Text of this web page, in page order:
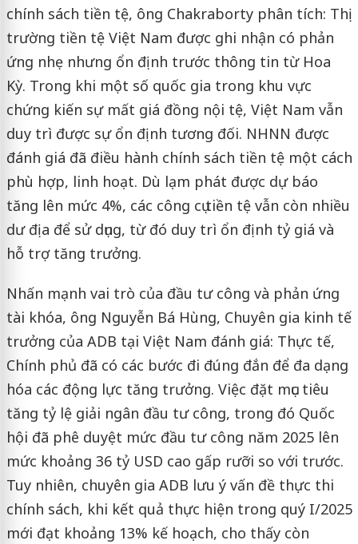
chính sách tiền tệ, ông Chakraborty phân tích: Thị
trường tiền tệ Việt Nam được ghi nhận có phản
ứng nhẹ nhưng ổn định trước thông tin từ Hoa
Kỳ. Trong khi một số quốc gia trong khu vực
chứng kiến sự mất giá đồng nội tệ, Việt Nam vẫn
duy trì được sự ổn định tương đối. NHNN được
đánh giá đã điều hành chính sách tiền tệ một cách
phù hợp, linh hoạt. Dù lạm phát được dự báo
tăng lên mức 4%, các công cụ tiền tệ vẫn còn nhiều
dư địa để sử dụng, từ đó duy trì ổn định tỷ giá và
hỗ trợ tăng trưởng.
Nhấn mạnh vai trò của đầu tư công và phản ứng
tài khóa, ông Nguyễn Bá Hùng, Chuyên gia kinh tế
trưởng của ADB tại Việt Nam đánh giá: Thực tế,
Chính phủ đã có các bước đi đúng đắn để đa dạng
hóa các động lực tăng trưởng. Việc đặt mục tiêu
tăng tỷ lệ giải ngân đầu tư công, trong đó Quốc
hội đã phê duyệt mức đầu tư công năm 2025 lên
mức khoảng 36 tỷ USD cao gấp rưỡi so với trước.
Tuy nhiên, chuyên gia ADB lưu ý vấn đề thực thi
chính sách, khi kết quả thực hiện trong quý I/2025
mới đạt khoảng 13% kế hoạch, cho thấy còn